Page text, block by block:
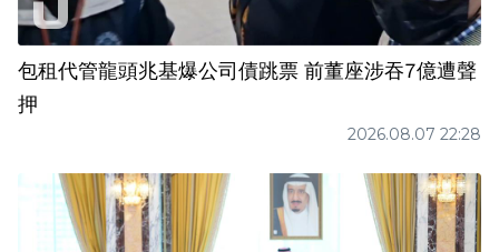
包租代管龍頭兆基爆公司債跳票 前董座涉吞7億遭聲
押
2026.08.07 22:28